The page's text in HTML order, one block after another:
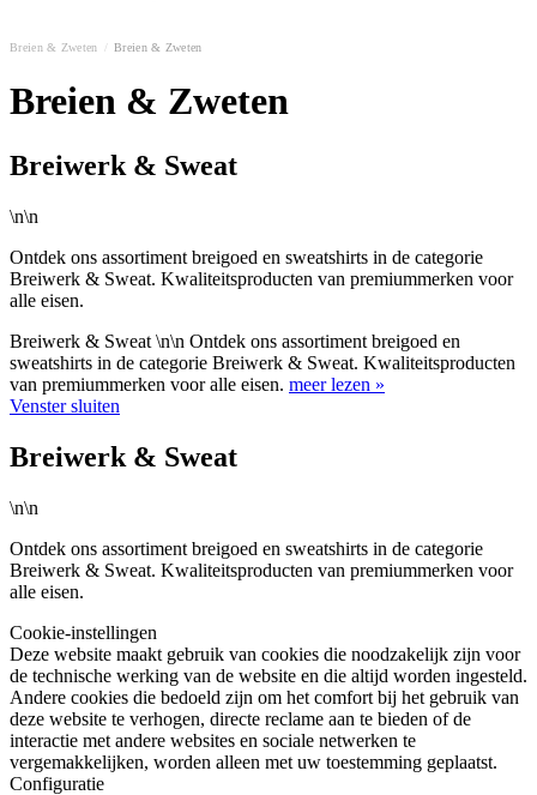
Breien & Zweten Breien & Zweten
Breien & Zweten
Breiwerk & Sweat
\n\n
Ontdek ons assortiment breigoed en sweatshirts in de categorie
Breiwerk & Sweat. Kwaliteitsproducten van premiummerken voor
alle eisen.
Breiwerk & Sweat \n\n Ontdek ons assortiment breigoed en
sweatshirts in de categorie Breiwerk & Sweat. Kwaliteitsproducten
van premiummerken voor alle eisen. meer lezen »
Venster sluiten
Breiwerk & Sweat
\n\n
Ontdek ons assortiment breigoed en sweatshirts in de categorie
Breiwerk & Sweat. Kwaliteitsproducten van premiummerken voor
alle eisen.
Cookie-instellingen
Deze website maakt gebruik van cookies die noodzakelijk zijn voor
de technische werking van de website en die altijd worden ingesteld.
Andere cookies die bedoeld zijn om het comfort bij het gebruik van
deze website te verhogen, directe reclame aan te bieden of de
interactie met andere websites en sociale netwerken te
vergemakkelijken, worden alleen met uw toestemming geplaatst.
Configuratie